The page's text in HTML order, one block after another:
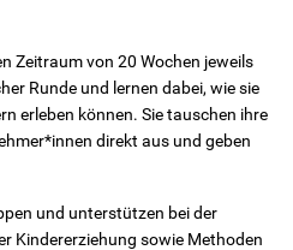
Berlin
Zeitraum von 20 Wochen jeweils
Runde und lernen dabei, wie sie
erleben können. Sie tauschen ihre
direkt aus und geben
und unterstützen bei der
Kindererziehung sowie Methoden